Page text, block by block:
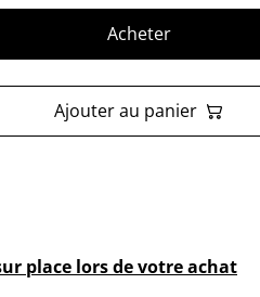
Acheter
Ajouter au panier
place lors de votre achat